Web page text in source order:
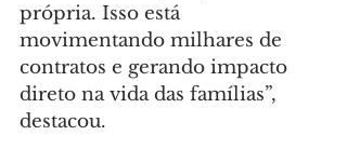
própria. Isso está
movimentando milhares de
contratos e gerando impacto
direto na vida das famílias”,
destacou.